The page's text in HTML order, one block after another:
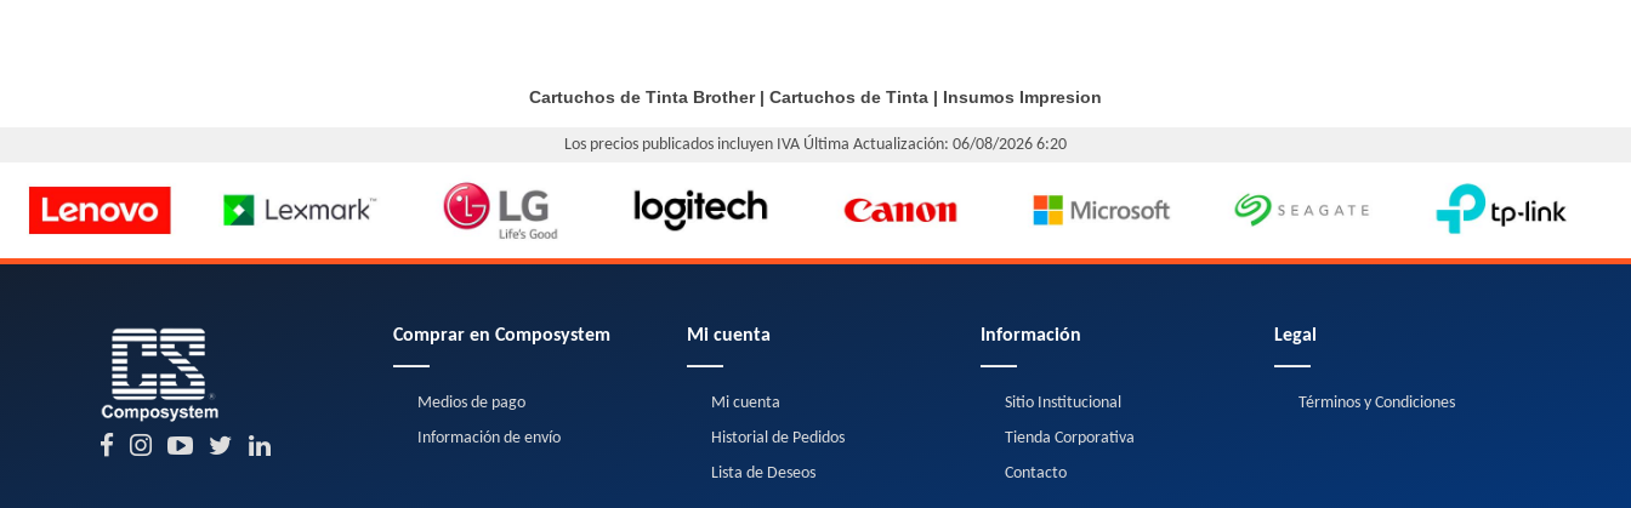
Cartuchos de Tinta Brother| Cartuchos de Tinta | Insumos Impresion
Los precios publicados incluyen IVA Última Actualización: 06/08/2026 6:20
Comprar en Composystem
Medios de pago
Información de envío
Mi cuenta
Mi cuenta
Historial de Pedidos
Lista de Deseos
Información
Sitio Institucional
Tienda Corporativa
Contacto
Legal
Términos y Condiciones